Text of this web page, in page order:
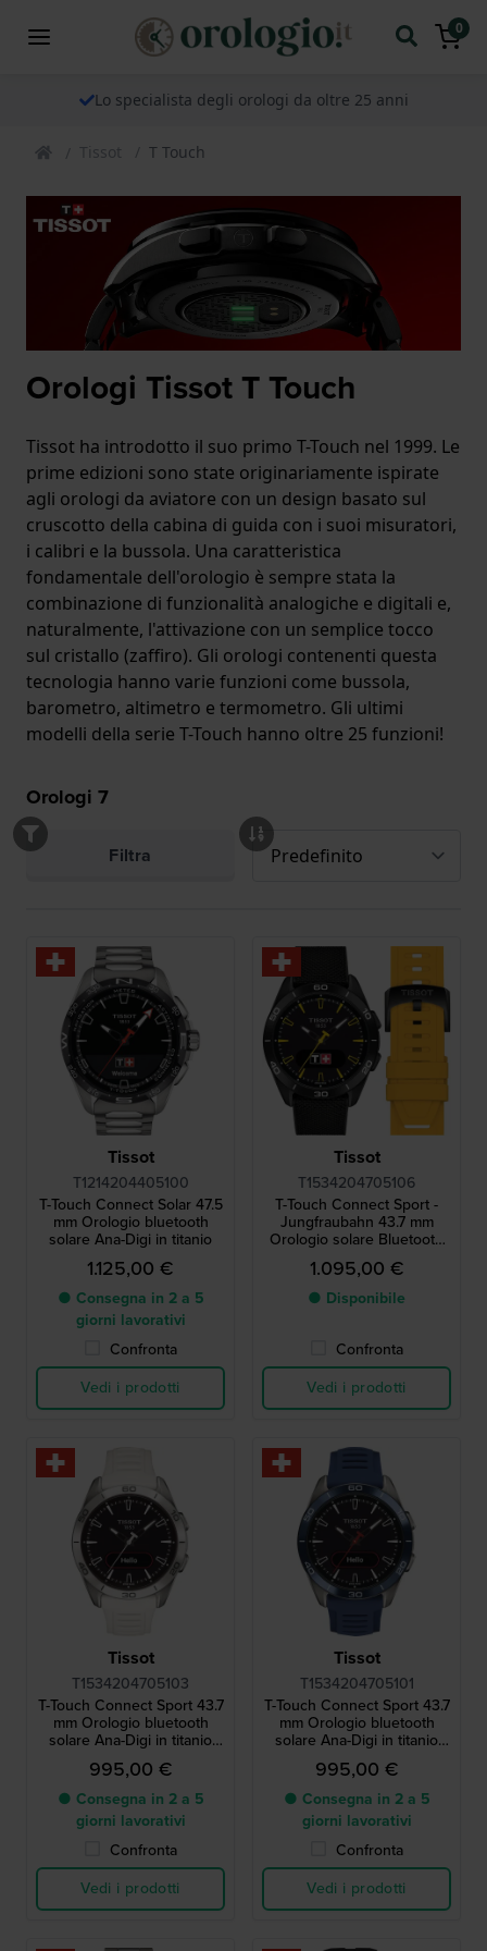
0
Lo specialista degli orologi da oltre 25 anni
Tissot T Touch
Orologi Tissot T Touch
Tissot ha introdotto il suo primo T-Touch nel 1999. Le
prime edizioni sono state originariamente ispirate
agli orologi da aviatore con un design basato sul
cruscotto della cabina di guida con i suoi misuratori,
i calibri e la bussola. Una caratteristica
fondamentale dell'orologio è sempre stata la
combinazione di funzionalità analogiche e digitali e,
naturalmente, l'attivazione con un semplice tocco
sul cristallo (zaffiro). Gli orologi contenenti questa
tecnologia hanno varie funzioni come bussola,
barometro, altimetro e termometro. Gli ultimi
modelli della serie T-Touch hanno oltre 25 funzioni!
Orologi 7
Filtra
Tissot
T1214204405100
T-Touch Connect Solar 47.5
mm Orologio bluetooth
solare Ana-Digi in titanio
1.125,00 €
● Consegna in 2 a 5
giorni lavorativi
Confronta
Vedi i prodotti
Tissot
T1534204705106
T-Touch Connect Sport -
Jungfraubahn 43.7 mm
Orologio solare Bluetooth
in titanio in edizione
speciale con touchscreen
AMOLED
1.095,00 €
● Disponibile
Confronta
Vedi i prodotti
Tissot
T1534204705103
T-Touch Connect Sport 43.7
mm Orologio bluetooth
solare Ana-Digi in titanio
con schermo touchscreen
AMOLED
995,00 €
● Consegna in 2 a 5
giorni lavorativi
Confronta
Vedi i prodotti
Tissot
T1534204705101
T-Touch Connect Sport 43.7
mm Orologio bluetooth
solare Ana-Digi in titanio
con schermo touchscreen
AMOLED
995,00 €
● Consegna in 2 a 5
giorni lavorativi
Confronta
Vedi i prodotti